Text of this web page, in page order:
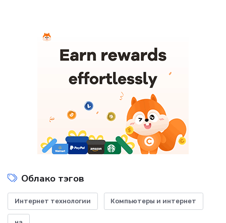
Облако тэгов
Интернет технологии Компьютеры и интернет